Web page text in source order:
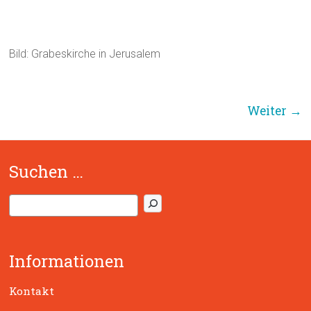
Bild: Grabeskirche in Jerusalem
Weiter →
Suchen …
u
e
n
Informationen
Kontakt